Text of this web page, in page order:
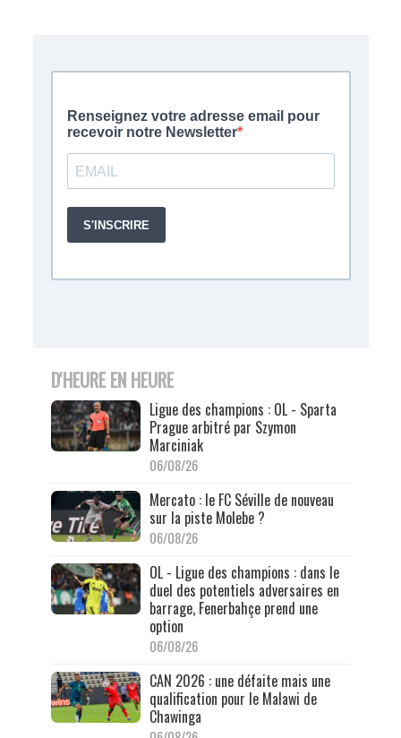
D'HEURE EN HEURE
Ligue des champions : OL - Sparta
Prague arbitré par Szymon
Marciniak
06/08/26
Mercato : le FC Séville de nouveau
sur la piste Molebe ?
06/08/26
OL - Ligue des champions : dans le
duel des potentiels adversaires en
barrage, Fenerbahçe prend une
option
06/08/26
CAN 2026 : une défaite mais une
qualification pour le Malawi de
Chawinga